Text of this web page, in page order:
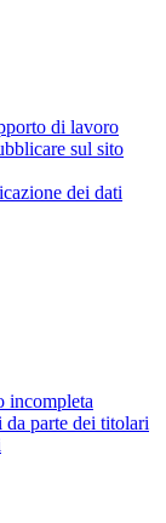
di lavoro
sul sito
dei dati
incompleta
parte dei titolari